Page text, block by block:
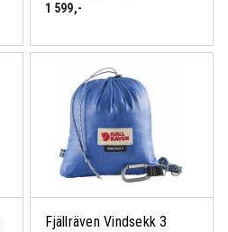
1 599,-
Fjällräven Vindsekk 3